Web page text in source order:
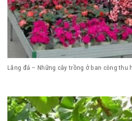
Lăng đá – Những cây trồng ở ban công thu